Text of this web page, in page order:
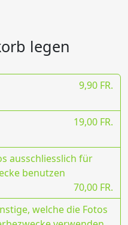
legen
9,90 FR.
19,00 FR.
ausschliesslich für
benutzen
70,00 FR.
welche die Fotos